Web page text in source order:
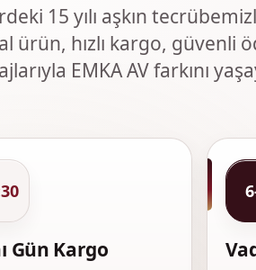
15 yılı aşkın
ürün, hızlı kargo, güvenli
EMKA AV farkını
Gün Kargo